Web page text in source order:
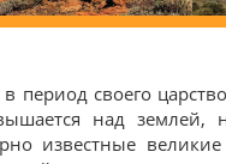
период своего
над
известные